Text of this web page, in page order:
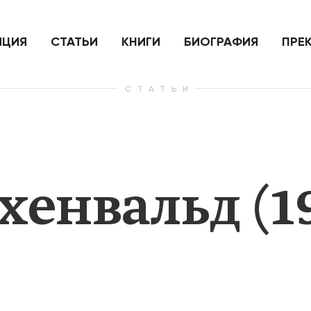
нанесенный по самим себе
СТАТЬИ КНИГИ БИОГРАФИЯ
СТАТЬИ